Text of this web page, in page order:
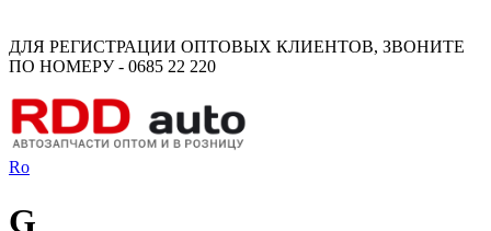
ДЛЯ РЕГИСТРАЦИИ ОПТОВЫХ КЛИЕНТОВ, ЗВОНИТЕ
ПО НОМЕРУ - 0685 22 220
Ro
G